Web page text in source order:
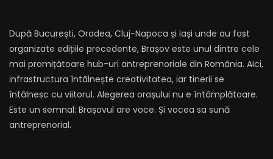
După București, Oradea, Cluj-Napoca și Iași unde au fost
organizate edițiile precedente, Brașov este unul dintre cele
mai promițătoare hub-uri antreprenoriale din România. Aici,
infrastructura întâlnește creativitatea, iar tinerii se
întâlnesc cu viitorul. Alegerea orașului nu e întâmplătoare.
Este un semnal: Brașovul are voce. Și vocea sa sună
antreprenorial.